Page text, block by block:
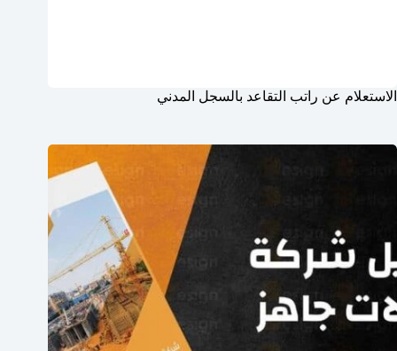
الاستعلام عن راتب التقاعد بالسجل المدني